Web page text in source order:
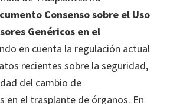
Consenso sobre el Uso
Genéricos en el
en cuenta la regulación actual
recientes sobre la seguridad,
del cambio de
en el trasplante de órganos. En